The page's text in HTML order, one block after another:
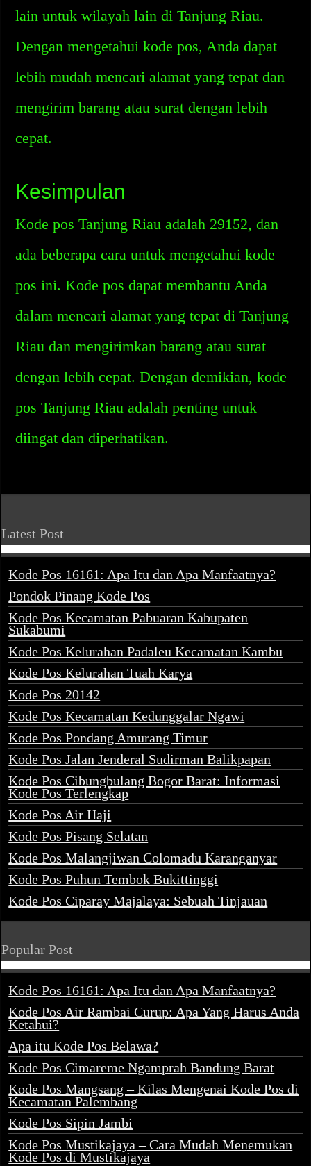
lain untuk wilayah lain di Tanjung Riau.
Dengan mengetahui kode pos, Anda dapat
lebih mudah mencari alamat yang tepat dan
mengirim barang atau surat dengan lebih
cepat.
Kesimpulan
Kode pos Tanjung Riau adalah 29152, dan
ada beberapa cara untuk mengetahui kode
pos ini. Kode pos dapat membantu Anda
dalam mencari alamat yang tepat di Tanjung
Riau dan mengirimkan barang atau surat
dengan lebih cepat. Dengan demikian, kode
pos Tanjung Riau adalah penting untuk
diingat dan diperhatikan.
Latest Post
Kode Pos 16161: Apa Itu dan Apa Manfaatnya?
Pondok Pinang Kode Pos
Kode Pos Kecamatan Pabuaran Kabupaten
Sukabumi
Kode Pos Kelurahan Padaleu Kecamatan Kambu
Kode Pos Kelurahan Tuah Karya
Kode Pos 20142
Kode Pos Kecamatan Kedunggalar Ngawi
Kode Pos Pondang Amurang Timur
Kode Pos Jalan Jenderal Sudirman Balikpapan
Kode Pos Cibungbulang Bogor Barat: Informasi
Kode Pos Terlengkap
Kode Pos Air Haji
Kode Pos Pisang Selatan
Kode Pos Malangjiwan Colomadu Karanganyar
Kode Pos Puhun Tembok Bukittinggi
Kode Pos Ciparay Majalaya: Sebuah Tinjauan
Popular Post
Kode Pos 16161: Apa Itu dan Apa Manfaatnya?
Kode Pos Air Rambai Curup: Apa Yang Harus Anda
Ketahui?
Apa itu Kode Pos Belawa?
Kode Pos Cimareme Ngamprah Bandung Barat
Kode Pos Mangsang – Kilas Mengenai Kode Pos di
Kecamatan Palembang
Kode Pos Sipin Jambi
Kode Pos Mustikajaya – Cara Mudah Menemukan
Kode Pos di Mustikajaya